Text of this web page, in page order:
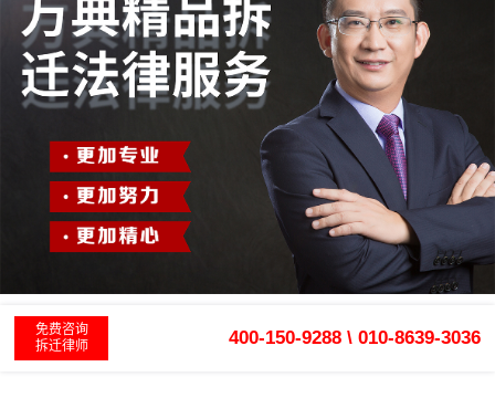
免费咨询
拆迁律师
400-150-9288 \ 010-8639-3036